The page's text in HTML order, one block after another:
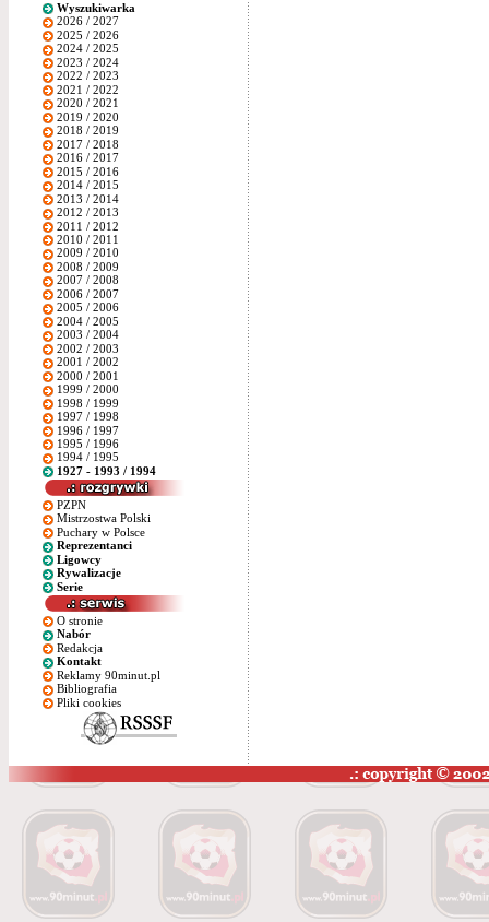
Wyszukiwarka
2026 / 2027
2025 / 2026
2024 / 2025
2023 / 2024
2022 / 2023
2021 / 2022
2020 / 2021
2019 / 2020
2018 / 2019
2017 / 2018
2016 / 2017
2015 / 2016
2014 / 2015
2013 / 2014
2012 / 2013
2011 / 2012
2010 / 2011
2009 / 2010
2008 / 2009
2007 / 2008
2006 / 2007
2005 / 2006
2004 / 2005
2003 / 2004
2002 / 2003
2001 / 2002
2000 / 2001
1999 / 2000
1998 / 1999
1997 / 1998
1996 / 1997
1995 / 1996
1994 / 1995
1927 - 1993 / 1994
PZPN
Mistrzostwa Polski
Puchary w Polsce
Reprezentanci
Ligowcy
Rywalizacje
Serie
O stronie
Nabór
Redakcja
Kontakt
Reklamy 90minut.pl
Bibliografia
Pliki cookies